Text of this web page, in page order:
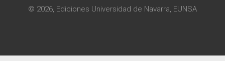
© 2026, Ediciones Universidad de Navarra, EUNSA